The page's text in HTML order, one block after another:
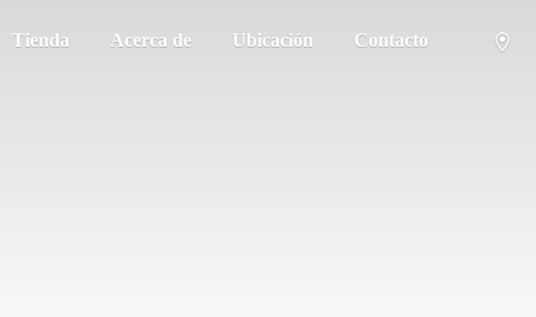
Tienda Acerca de Ubicación Contacto